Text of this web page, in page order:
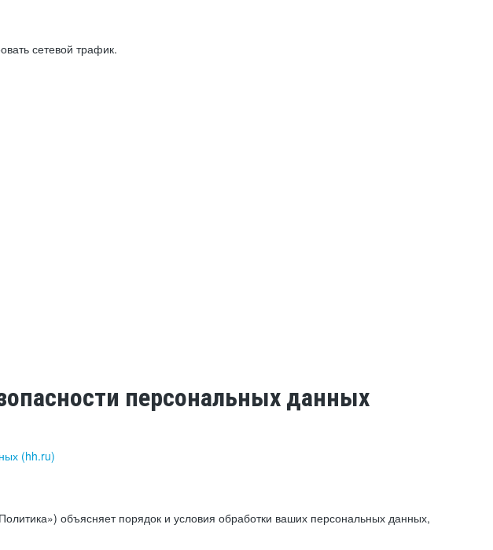
сетевой трафик.
персональных данных
(hh.ru)
объясняет порядок и условия обработки ваших персональных данных,